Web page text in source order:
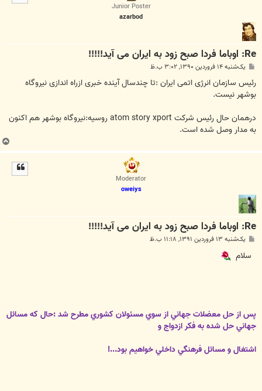
Junior Poster
azarbod
Re: اوباما فردا صبح زود به ایران می آید!!!!!
پ
ت
یک‌شنبه ۱۴ فروردین ۱۳۹۰, ۳:۰۲ ب.ظ
رئیس سازمان انرژی اتمی ایران :تا چندسال آینده خبری ازراه اندازی نیروگاه
بوشهر نیست.
درهمان حال رئیس شرکت atom story xport روسیه:نیروگاه بوشهر هم اکنون
به مدار وصل شده است.
ب
ا
Moderator
oweiys
Re: اوباما فردا صبح زود به ایران می آید!!!!!
پ
ت
یک‌شنبه ۱۳ فروردین ۱۳۹۱, ۱۱:۱۸ ب.ظ
سلام
پس از حل معضلات جهاني از سوي مسئولان كشوري مطرح شد :حال كه مسائل
جهاني حل شده به فكر ازدواج و
اشتغال و مسائل فرهنگيداخلي خواهيم بود...!